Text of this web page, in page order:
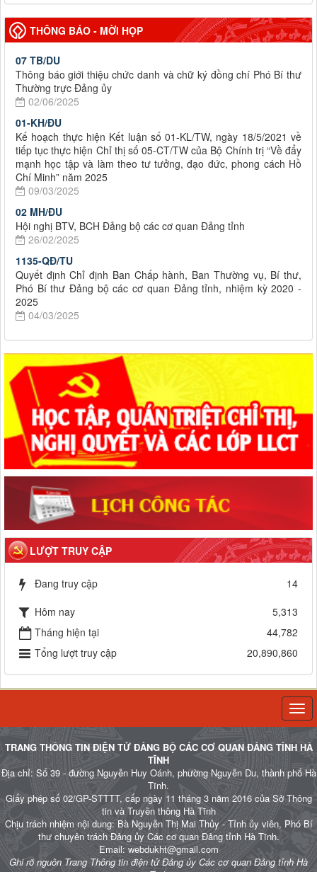
THÔNG BÁO - MỜI HỌP
07 TB/DU
Thông báo giới thiệu chức danh và chữ ký đồng chí Phó Bí thư
Thường trực Đảng ủy
02/06/2025
01-KH/ĐU
Kế hoạch thực hiện Kết luận số 01-KL/TW, ngày 18/5/2021 về
tiếp tục thực hiện Chỉ thị số 05-CT/TW của Bộ Chính trị “Về đẩy
mạnh học tập và làm theo tư tưởng, đạo đức, phong cách Hồ
Chí Minh” năm 2025
09/03/2025
02 MH/ĐU
Hội nghị BTV, BCH Đảng bộ các cơ quan Đảng tỉnh
26/02/2025
1135-QĐ/TU
Quyết định Chỉ định Ban Chấp hành, Ban Thường vụ, Bí thư,
Phó Bí thư Đảng bộ các cơ quan Đảng tỉnh, nhiệm kỳ 2020 -
2025
04/03/2025
LƯỢT TRUY CẬP
Đang truy cập
14
Hôm nay
5,313
Tháng hiện tại
44,782
Tổng lượt truy cập
20,890,860
TRANG THÔNG TIN ĐIỆN TỬ ĐẢNG BỘ CÁC CƠ QUAN ĐẢNG TỈNH HÀ
TĨNH
Địa chỉ: Số 39 - đường Nguyễn Huy Oánh, phường Nguyễn Du, thành phố Hà
Tĩnh.
Giấy phép số 02/GP-STTTT, cấp ngày 11 tháng 3 năm 2016 của Sở Thông
tin và Truyền thông Hà Tĩnh
Chịu trách nhiệm nội dung: Bà Nguyễn Thị Mai Thủy - Tỉnh ủy viên, Phó Bí
thư chuyên trách Đảng ủy Các cơ quan Đảng tỉnh Hà Tĩnh.
Email: webdukht@gmail.com
Ghi rõ nguồn Trang Thông tin điện tử Đảng ủy Các cơ quan Đảng tỉnh Hà